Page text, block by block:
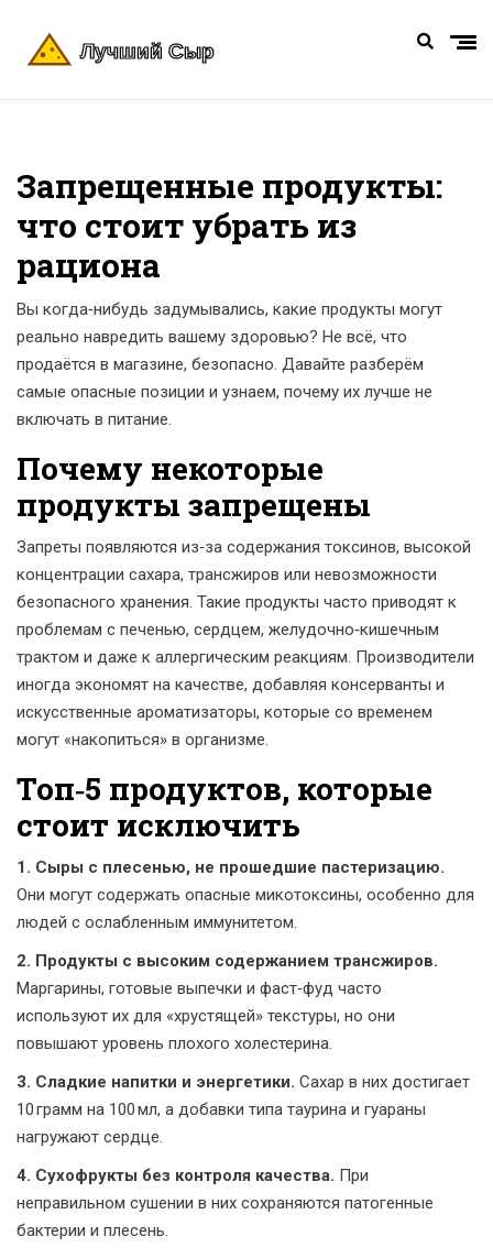
Запрещенные продукты:
что стоит убрать из
рациона
Вы когда‑нибудь задумывались, какие продукты могут
реально навредить вашему здоровью? Не всё, что
продаётся в магазине, безопасно. Давайте разберём
самые опасные позиции и узнаем, почему их лучше не
включать в питание.
Почему некоторые
продукты запрещены
Запреты появляются из‑за содержания токсинов, высокой
концентрации сахара, трансжиров или невозможности
безопасного хранения. Такие продукты часто приводят к
проблемам с печенью, сердцем, желудочно‑кишечным
трактом и даже к аллергическим реакциям. Производители
иногда экономят на качестве, добавляя консерванты и
искусственные ароматизаторы, которые со временем
могут «накопиться» в организме.
Топ‑5 продуктов, которые
стоит исключить
1. Сыры с плесенью, не прошедшие пастеризацию.
Они могут содержать опасные микотоксины, особенно для
людей с ослабленным иммунитетом.
2. Продукты с высоким содержанием трансжиров.
Маргарины, готовые выпечки и фаст‑фуд часто
используют их для «хрустящей» текстуры, но они
повышают уровень плохого холестерина.
3. Сладкие напитки и энергетики. Сахар в них достигает
10 грамм на 100 мл, а добавки типа таурина и гуараны
нагружают сердце.
4. Сухофрукты без контроля качества. При
неправильном сушении в них сохраняются патогенные
бактерии и плесень.